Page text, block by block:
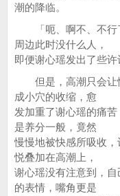
潮的降临。
「呃、啊不、不行
周边此时没什么人，
即便谢心瑶发出了些许
但是，高潮只会让
成小穴的收缩，愈
发加重了谢心瑶的痛
是养分一般，竟然
慢慢地被快感所吸收
悦叠加在高潮上，
谢心瑶没有注意到，
的表情，嘴角更是